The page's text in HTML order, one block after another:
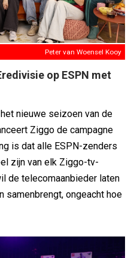
Peter van Woensel Kooy
op ESPN met
nieuwe seizoen van de
Ziggo de campagne
is dat alle ESPN-zenders
zijn van elk Ziggo-tv-
de telecomaanbieder laten
samenbrengt, ongeacht hoe